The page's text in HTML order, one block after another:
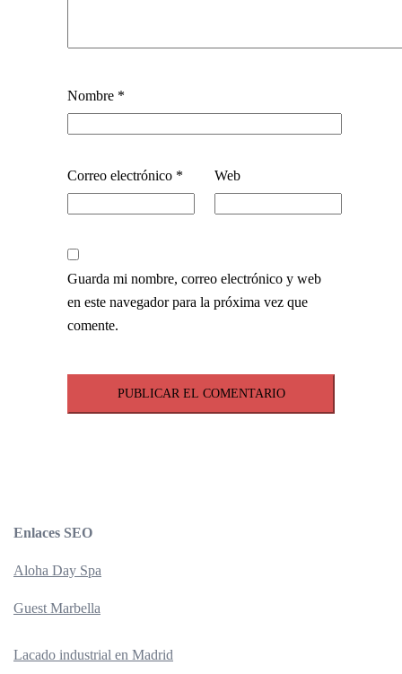
Nombre *
Correo electrónico * Web
Guarda mi nombre, correo electrónico y web
en este navegador para la próxima vez que
comente.
Enlaces SEO
Aloha Day Spa
Guest Marbella
Lacado industrial en Madrid